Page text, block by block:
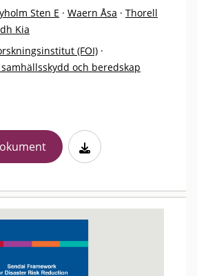
Sten E · Waern Åsa · Thorell
Kia
(FOI) ·
och beredskap